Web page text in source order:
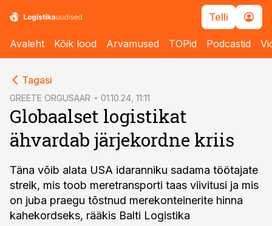
Telli
Avaleht Kõik lood Arvamused TOPid Podcastid
Tagasi
GREETE ORGUSAAR 01.10.24, 11:11
Globaalset logistikat
ähvardab järjekordne kriis
Täna võib alata USA idaranniku sadama töötajate
streik, mis toob meretransporti taas viivitusi ja mis
on juba praegu tõstnud merekonteinerite hinna
kahekordseks, rääkis Balti Logistika